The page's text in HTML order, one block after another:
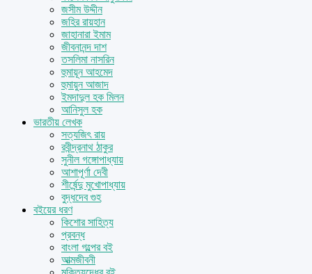
জসীম উদ্দীন
জহির রায়হান
জাহানারা ইমাম
জীবনানন্দ দাশ
তসলিমা নাসরিন
হুমায়ূন আহমেদ
হুমায়ুন আজাদ
ইমদাদুল হক মিলন
আনিসুল হক
ভারতীয় লেখক
সত্যজিৎ রায়
রবীন্দ্রনাথ ঠাকুর
সুনীল গঙ্গোপাধ্যায়
আশাপূর্ণা দেবী
শীর্ষেন্দু মুখোপাধ্যায়
বুদ্ধদেব গুহ
বইয়ের ধরণ
কিশোর সাহিত্য
প্রবন্ধ
বাংলা গল্পের বই
আত্মজীবনী